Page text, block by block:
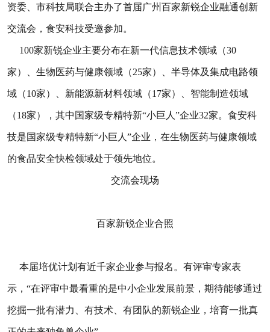
资委、市科技局联合主办了首届广州百家新锐企业融通创新
交流会，食安科技受邀参加。
100家新锐企业主要分布在新一代信息技术领域（30
家）、生物医药与健康领域（25家）、半导体及集成电路领
域（10家）、新能源新材料领域（17家）、智能制造领域
（18家），其中国家级专精特新“小巨人”企业32家。食安科
技是国家级专精特新“小巨人”企业，在生物医药与健康领域
的食品安全快检领域处于领先地位。
交流会现场
百家新锐企业合照
本届培优计划有近千家企业参与报名。有评审专家表
示，“在评审中最看重的是中小企业发展前景，期待能够通过
挖掘一批有潜力、有技术、有团队的新锐企业，培育一批真